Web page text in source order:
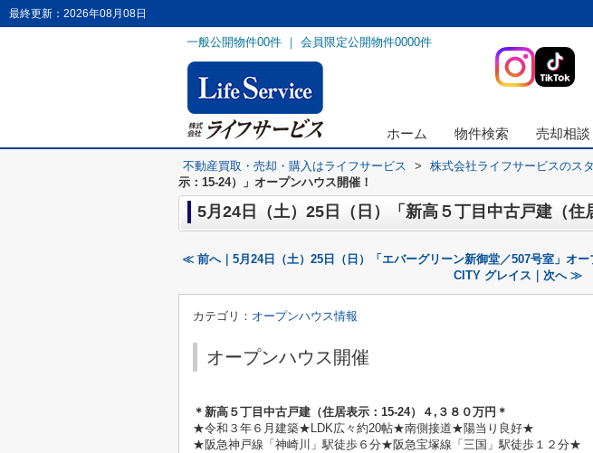
最終更新：2026年08月08日
一般公開物件00件 ｜ 会員限定公開物件0000件
ホーム 物件検索 売却相談
不動産買取・売却・購入はライフサービス > 株式会社ライフサービスのス
示：15-24）」オープンハウス開催！
5月24日（土）25日（日）「新高５丁目中古戸建（住
≪ 前へ｜5月24日（土）25日（日）「エバーグリーン新御堂／507号室」オー
CITY グレイス｜次へ ≫
カテゴリ： オープンハウス情報
オープンハウス開催
＊ 新高５丁目中古戸建（住居表示：15-24）４ ,３８０万円 ＊
★令和３年６月建築★LDK広々約20帖★南側接道★陽当り良好★
★阪急神戸線「神崎川」駅徒歩６分★阪急宝塚線「三国」駅徒歩１２分★